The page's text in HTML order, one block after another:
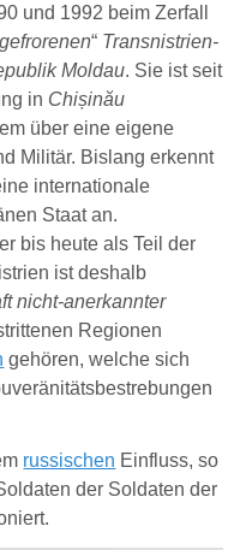
und 1992 beim Zerfall
“ Transnistrien-
Moldau. Sie ist seit
in Chișinău
über eine eigene
Militär. Bislang erkennt
internationale
Staat an.
bis heute als Teil der
ist deshalb
nicht-anerkannter
Regionen
gehören, welche sich
russischen Einfluss, so
der Soldaten der